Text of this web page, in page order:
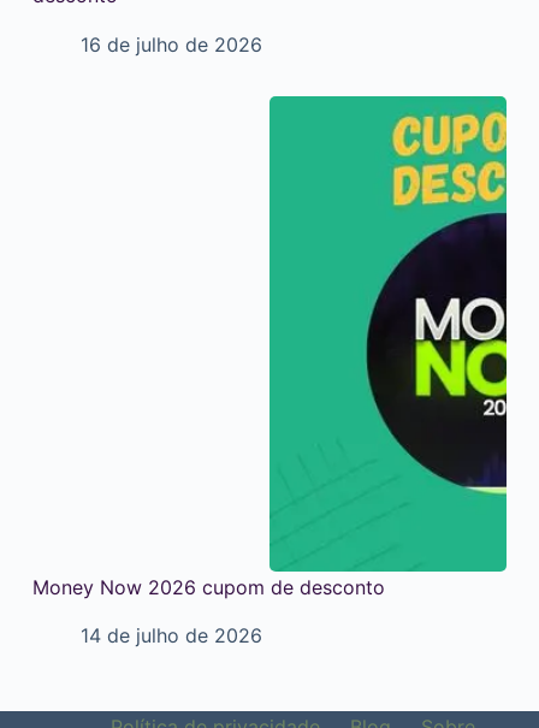
16 de julho de 2026
Money Now 2026 cupom de desconto
14 de julho de 2026